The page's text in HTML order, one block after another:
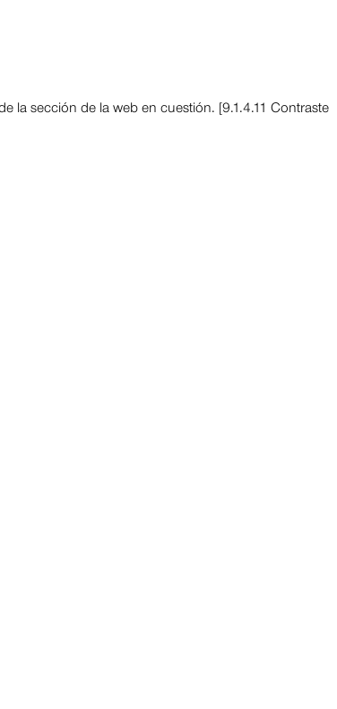
la sección de la web en cuestión. [9.1.4.11 Contraste